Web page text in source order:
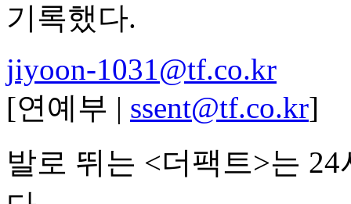
기록했다.
jiyoon-1031@tf.co.kr
[연예부 | ssent@tf.co.kr]
발로 뛰는 <더팩트>는